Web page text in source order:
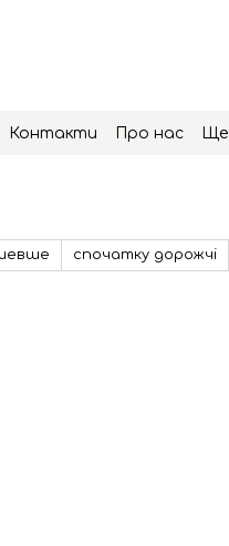
Контакти Про нас Ще
спочатку дорожчі